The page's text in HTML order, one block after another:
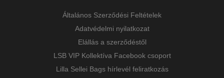
Általános Szerződési Feltételek
Adatvédelmi nyilatkozat
Elállás a szerződéstől
LSB VIP Kollektíva Facebook csoport
Lilla Sellei Bags hírlevél feliratkozás